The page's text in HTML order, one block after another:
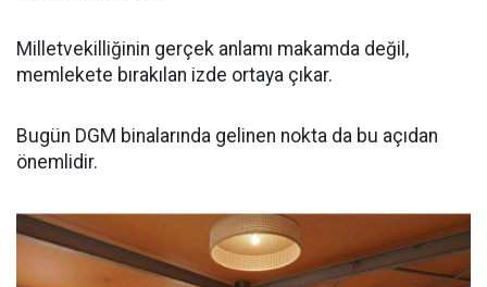
Milletvekilliğinin gerçek anlamı makamda değil,
memlekete bırakılan izde ortaya çıkar.
Bugün DGM binalarında gelinen nokta da bu açıdan
önemlidir.